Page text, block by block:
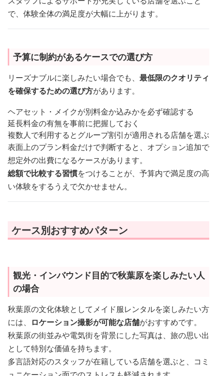
で、体験全体の満足度が大幅に上がります。
予算に制約があるケースでの選び方
リーズナブルに楽しみたい場合でも、 最低限のクオリティ
を確保するための選び方があります。
ヘアセット・メイクが別料金か込みかを必ず確認する
延長料金の有無を事前に把握しておく
複数人で利用するとグループ割引が適用される店舗を選ぶ
表面上のプラン料金だけで判断すると、オプション追加で
想定外の出費になるケースがあります。
総額で比較する習慣をつけることが、予算内で満足度の高
い体験をするうえで欠かせません。
ケース別おすすめパターン
観光・インバウンド目的で秋葉原を楽しみたい人
の場合
秋葉原の文化体験としてメイド服レンタルを楽しみたい方
には、
ロケーション撮影が可能な店舗がおすすめです。
秋葉原の街並みや電気街を背景にした写真は、旅の思い出
として特別な価値を持ちます。
多言語対応のスタッフが在籍している店舗を選ぶと、コミ